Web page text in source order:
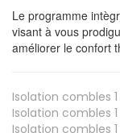
Le programme
visant à vous
améliorer le confort
Isolation combles 1
Isolation combles 1
Isolation combles 1